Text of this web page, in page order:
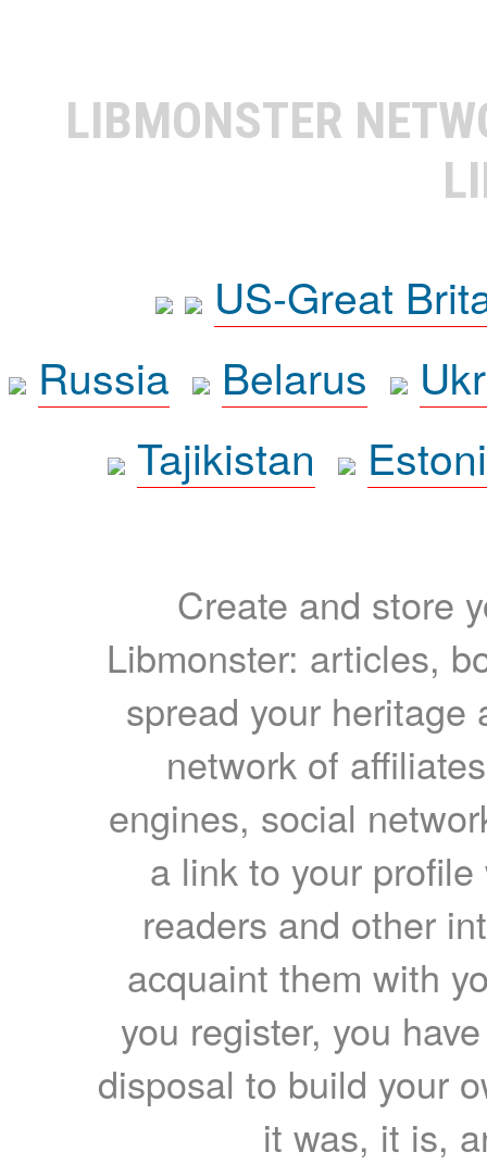
LIBMONSTER
US-Great
Russia
Belarus
Tajikistan
Create and store
Libmonster: articles,
spread your heritage
network of
engines, social
a link to your
readers and other
acquaint them with
you register, you
disposal to build your
it was, it is,